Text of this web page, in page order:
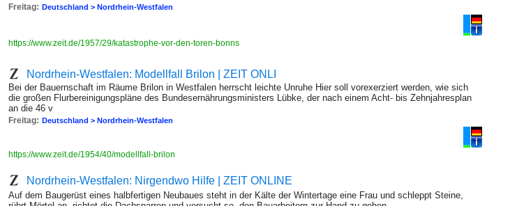
Freitag: Deutschland > Nordrhein-Westfalen
https://www.zeit.de/1957/29/katastrophe-vor-den-toren-bonns
Nordrhein-Westfalen: Modellfall Brilon | ZEIT ONLI
Bei der Bauernschaft im Räume Brilon in Westfalen herrscht leichte Unruhe Hier soll vorexerziert werden, wie sich
die großen Flurbereinigungspläne des Bundesernährungsministers Lübke, der nach einem Acht- bis Zehnjahresplan
an die 46 v
Freitag: Deutschland > Nordrhein-Westfalen
https://www.zeit.de/1954/40/modellfall-brilon
Nordrhein-Westfalen: Nirgendwo Hilfe | ZEIT ONLINE
Auf dem Baugerüst eines halbfertigen Neubaues steht in der Kälte der Wintertage eine Frau und schleppt Steine,